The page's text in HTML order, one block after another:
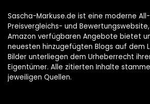
Sascha-Markuse.de ist eine moderne
Preisvergleichs- und
Amazon verfügbaren Angebote bietet
neuesten hinzugefügten Blogs auf dem
Bilder unterliegen dem Urheberrecht
Eigentümer. Alle zitierten Inhalte
jeweiligen Quellen.